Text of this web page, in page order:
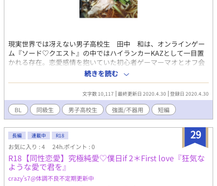
現実世界では冴えない男子高校生 田中 和は、オンラインゲー
ム『ソード♡クエスト』の中ではハイランカーKAZとして一目置
かれる存在。恋愛感情を抱いていた初心者ゲーマーマオとオフ会
で会うことになり、思い切って告白しようとするが・・・ BLove
様第ニ回短編小説コンテストテーマ『嘘から始まる恋』応募作
品。優秀賞いただきました(*´∀｀)ありがとうございました〜
続きを読む
文字数 10,117 最終更新日 2020.4.30 登録日 2020.4.30
BL 同級生 男子高校生 強面/不器用 短編
29
長編 連載中 R18
お気に入り : 4 24h.ポイント : 0
R18【同性恋愛】究極純愛♡僕日if 2＊First love『狂気な
ような愛で君を』
crazy’s7@体調不良不定期更新中